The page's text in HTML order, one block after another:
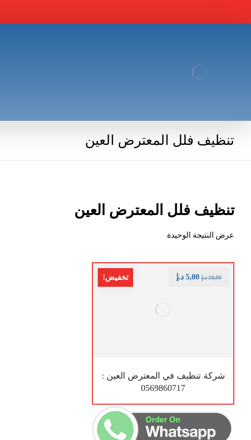
تنظيف فلل المعترض العين
تنظيف فلل المعترض العين
عرض النتيجة الوحيدة
تخفيض!
شركة تنظيف في المعترض العين :
0569860717
10,00 د.إ 5,00 د.إ